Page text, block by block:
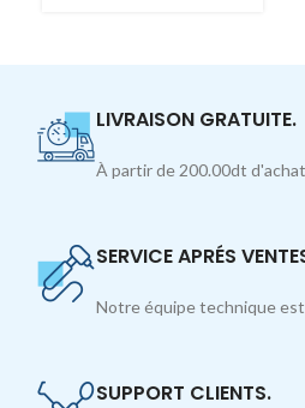
LIVRAISON GRATUITE.
À partir de 200.00dt
SERVICE APRÉS
Notre équipe technique
SUPPORT CLIENTS.